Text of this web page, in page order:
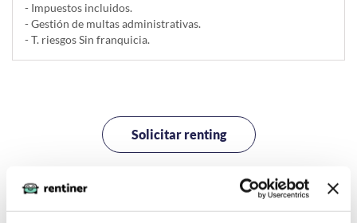
- Impuestos incluidos.
- Gestión de multas administrativas.
- T. riesgos Sin franquicia.
Solicitar renting
La imagen del coche puede no coincidir con el vehículo
ofertado. Los datos y la información publicada ha sido